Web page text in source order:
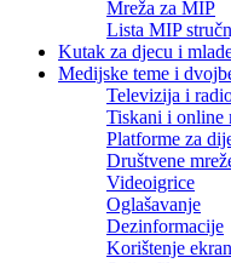
Mreža za MIP
Lista MIP
Kutak za djecu i
Medijske teme i
Televizija i
Tiskani i online
Platforme za
Društvene
Videoigrice
Oglašavanje
Dezinformacije
Korištenje